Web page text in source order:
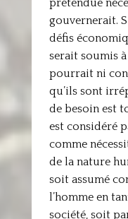
prétendue
gouvernerait.
défis
serait soumis à
pourrait ni
qu’ils sont
de besoin est
est considéré
comme
de la nature
soit assumé
l’homme en
société, soit